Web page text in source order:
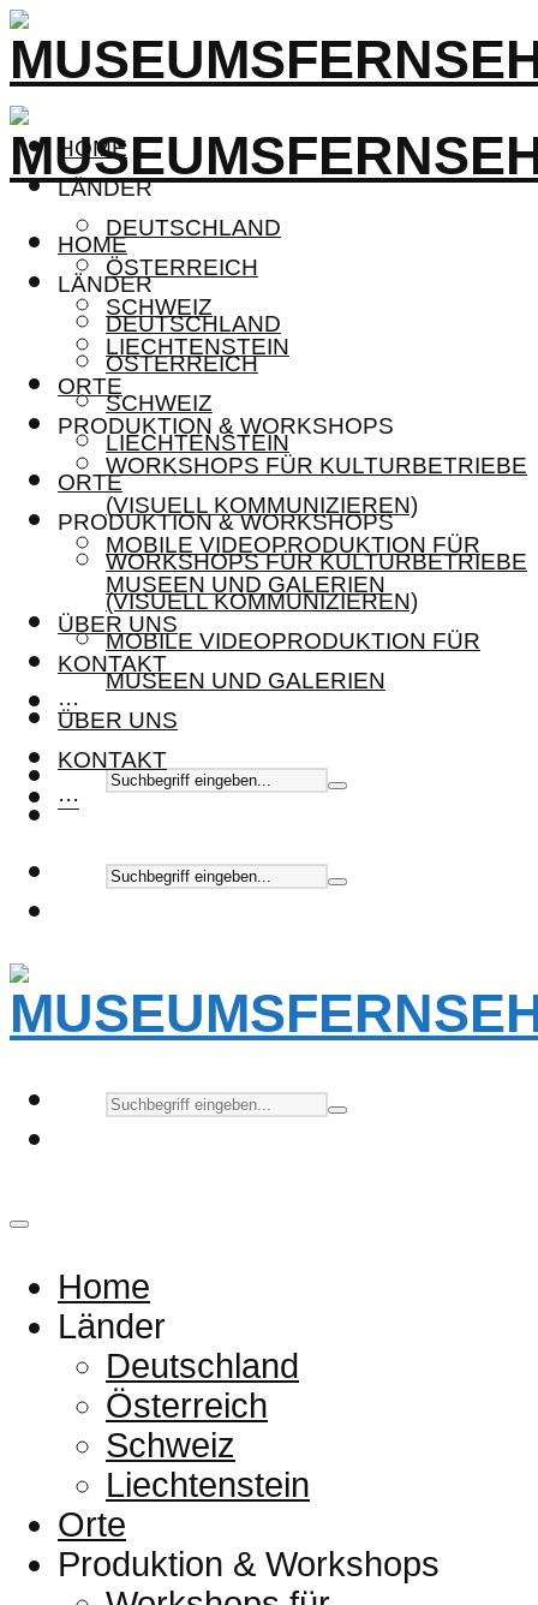
HOME
LÄNDER
DEUTSCHLAND
ÖSTERREICH
SCHWEIZ
LIECHTENSTEIN
ORTE
PRODUKTION & WORKSHOPS
WORKSHOPS FÜR KULTURBETRIEBE
(VISUELL KOMMUNIZIEREN)
MOBILE VIDEOPRODUKTION FÜR
MUSEEN UND GALERIEN
ÜBER UNS
KONTAKT
···
HOME
LÄNDER
DEUTSCHLAND
ÖSTERREICH
SCHWEIZ
LIECHTENSTEIN
ORTE
PRODUKTION & WORKSHOPS
WORKSHOPS FÜR KULTURBETRIEBE
(VISUELL KOMMUNIZIEREN)
MOBILE VIDEOPRODUKTION FÜR
MUSEEN UND GALERIEN
ÜBER UNS
KONTAKT
···
Home
Länder
Deutschland
Österreich
Schweiz
Liechtenstein
Orte
Produktion & Workshops